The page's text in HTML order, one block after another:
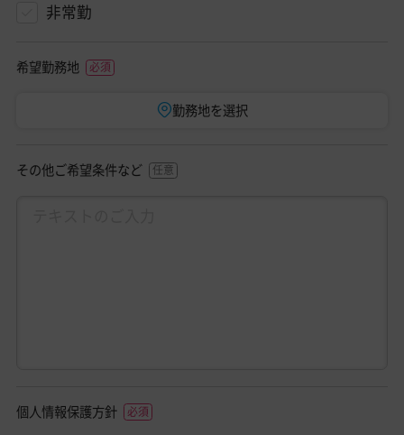
非常勤
希望勤務地
勤務地を選択
その他ご希望条件など
個人情報保護方針